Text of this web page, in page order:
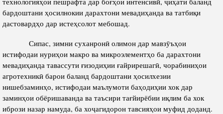
бардоштани ҳосилнокии дарахтони мевадиҳанда ва татбиқи
дастовардҳо дар истеҳсолот мебошад.
Сипас, зимни суханронӣ олимон дар мавзӯъҳои
истифодаи нуриҳои макро ва микроэлементҳо ба дарахтони
мевадиҳанда тавассути ғизодиҳии ғайрирешагӣ, чорабиниҳои
агротехникӣ барои баланд бардоштани ҳосилхезии
нишебзаминҳо, истифодаи маълумоти баҳодиҳии хок дар
заминҳои обёришаванда ва таъсири тағйирёбии иқлим ба хок
ибрози назар намуда, ба хоҷагидорон тавсияҳои муфид доданд.